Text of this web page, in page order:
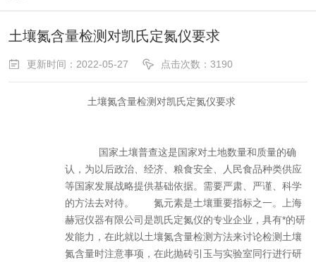
土壤氮含量检测对凯氏定氮仪要求
更新时间：2022-05-27 点击次数：3190
土壤氮含量检测对凯氏定氮仪要求
国家土壤普查这是国家对土地数量和质量的确
认，为以后政治、经济、粮食安全、人民食品种类供应
等国家发展战略提供基础依据。需要严肃、严谨、科学
的方法去对待。
氮元素是土壤重要指标之一。上海
赫冠仪器有限公司是凯氏定氮仪的专业企业，具有*的研
发能力，在此就以土壤氮含量检测方法来讨论检测土壤
氮含量时注意事项，在此抛砖引玉与实验室同行进行研